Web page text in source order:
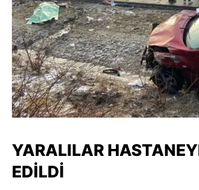
YARALILAR
EDILDI